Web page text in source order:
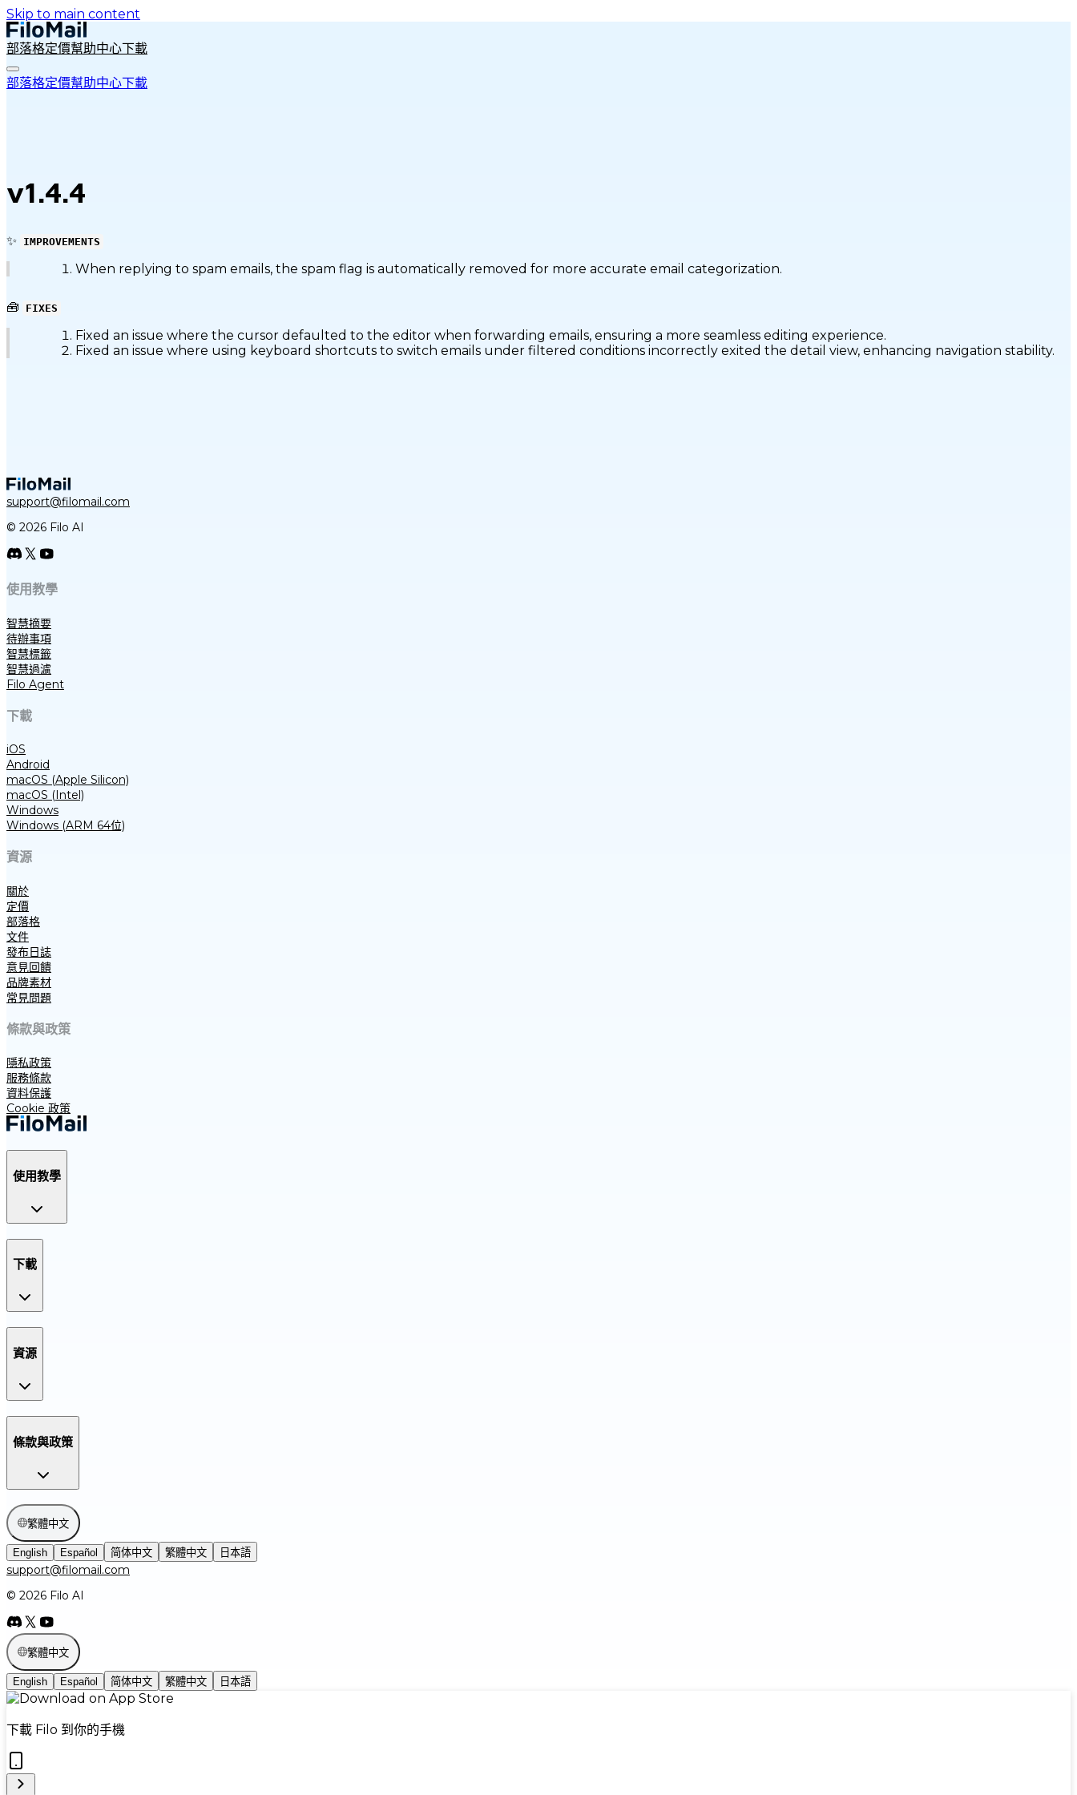
Skip to main content
部落格定價幫助中心下載
部落格定價幫助中心下載
v1.4.4
✨ IMPROVEMENTS
When replying to spam emails, the spam flag is automatically removed for more accurate email categorization.
🧰 FIXES
Fixed an issue where the cursor defaulted to the editor when forwarding emails, ensuring a more seamless editing experience.
Fixed an issue where using keyboard shortcuts to switch emails under filtered conditions incorrectly exited the detail view, enhancing navigation stability.
support@filomail.com
© 2026 Filo AI
使用教學
智慧摘要
待辦事項
智慧標籤
智慧過濾
Filo Agent
下載
iOS
Android
macOS (Apple Silicon)
macOS (Intel)
Windows
Windows (ARM 64位)
資源
關於
定價
部落格
文件
發布日誌
意見回饋
品牌素材
常見問題
條款與政策
隱私政策
服務條款
資料保護
Cookie 政策
使用教學
下載
資源
條款與政策
繁體中文
English Español 简体中文 繁體中文 日本語
support@filomail.com
© 2026 Filo AI
繁體中文
English Español 简体中文 繁體中文 日本語
下載 Filo 到你的手機